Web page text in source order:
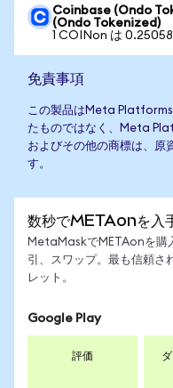
Coinbase (Ondo
(Ondo Tokenized)
1 COINon は
免責事項
この製品はMeta Platforms
たものではなく、Meta
およびその他の商標は、原
す。
数秒でMETAonを入
MetaMaskでMETAonを購
引、スワップ。最も信頼さ
レット。
Google Play
評価